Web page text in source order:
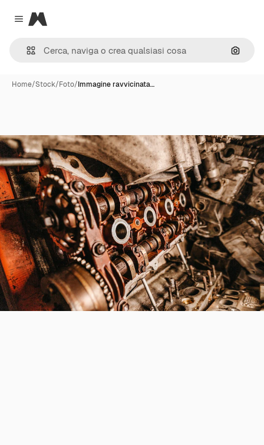
Close menu
Magnific
Cerca
Home/Stock/Foto/Immagine ravvicinata…